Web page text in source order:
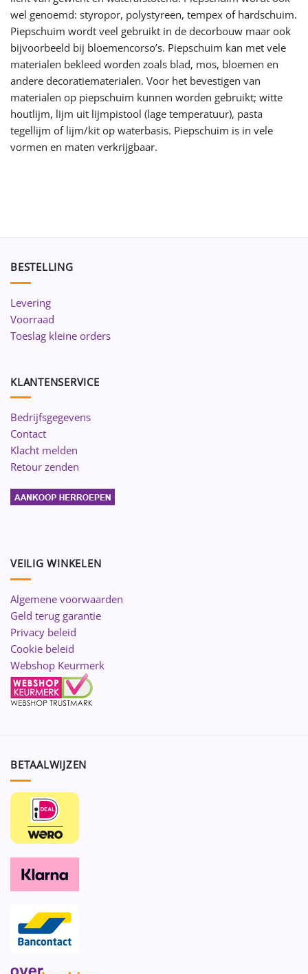
wel genoemd: styropor, polystyreen, tempex of hardschuim.
Piepschuim wordt veel gebruikt in de decorbouw maar ook
bijvoorbeeld bij bloemencorso’s. Piepschuim kan met vele
materialen bekleed worden zoals blad, mos, bloemen en
andere decoratiematerialen. Voor het bevestigen van
materialen op piepschuim kunnen worden gebruikt; witte
houtlijm, lijm uit lijmpistool (lage temperatuur), pasta
tegellijm of lijm/kit op waterbasis. Piepschuim is in vele
vormen en maten verkrijgbaar.
BESTELLING
Levering
Voorraad
Toeslag kleine orders
KLANTENSERVICE
Bedrijfsgegevens
Contact
Klacht melden
Retour zenden
VEILIG WINKELEN
Algemene voorwaarden
Geld terug garantie
Privacy beleid
Cookie beleid
Webshop Keurmerk
BETAALWIJZEN